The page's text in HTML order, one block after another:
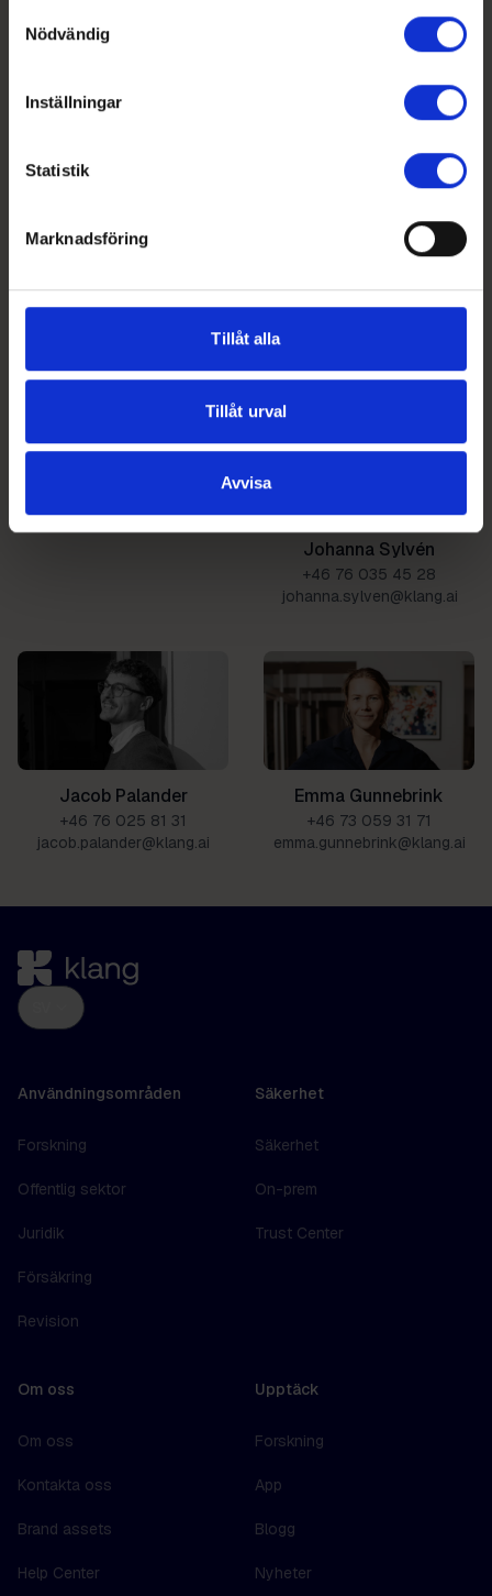
Nödvändig
Inställningar
Statistik
Marknadsföring
Tillåt alla
Tillåt urval
Avvisa
Kim Palmqvist Filippa Bergnor
filippa.bergnor@klang.ai
marcus.horten@klang.ai
Johanna Sylvén
+46 76 035 45 28
johanna.sylven@klang.ai
Jacob Palander
+46 76 025 81 31
jacob.palander@klang.ai
Emma Gunnebrink
+46 73 059 31 71
emma.gunnebrink@klang.ai
Användningsområden
Forskning
Offentlig sektor
Juridik
Försäkring
Revision
Säkerhet
Säkerhet
On-prem
Trust Center
Om oss
Om oss
Kontakta oss
Brand assets
Help Center
Upptäck
Forskning
App
Blogg
Nyheter